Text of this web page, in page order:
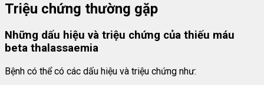
Triệu chứng thường gặp
Những dấu hiệu và triệu chứng của thiếu máu
beta thalassaemia
Bệnh có thể có các dấu hiệu và triệu chứng như: